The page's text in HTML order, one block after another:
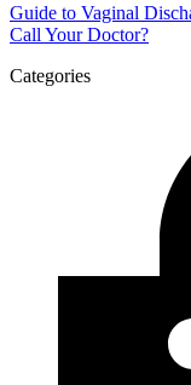
Guide to Vaginal
Call Your Doctor?
Categories